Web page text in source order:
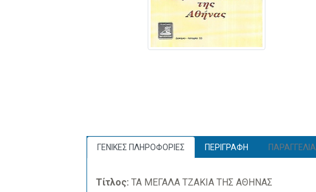
ΓΕΝΙΚΕΣ ΠΛΗΡΟΦΟΡΙΕΣ ΠΕΡΙΓΡΑΦΗ ΠΑΡΑΓΓΕΛΙΑ
Τίτλος: ΤΑ ΜΕΓΑΛΑ ΤΖΑΚΙΑ ΤΗΣ ΑΘΗΝΑΣ